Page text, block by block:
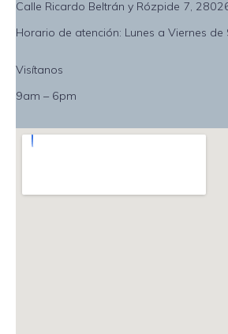
Calle Ricardo Beltrán y Rózpide 7,
Horario de atención: Lunes a Viernes
Visítanos
9am – 6pm